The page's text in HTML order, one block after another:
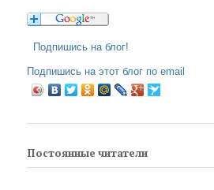
Подпишись на блог!
Подпишись на этот блог по email
Постоянные читатели